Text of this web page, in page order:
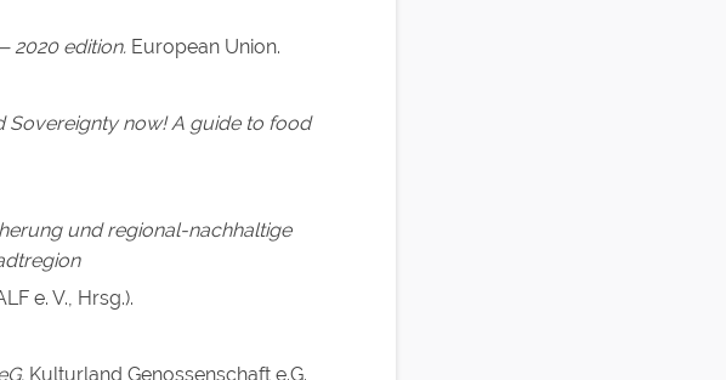
2020 edition. European Union.
Sovereignty now! A guide to food
und regional-nachhaltige
e. V., Hrsg.).
Kulturland Genossenschaft e.G.